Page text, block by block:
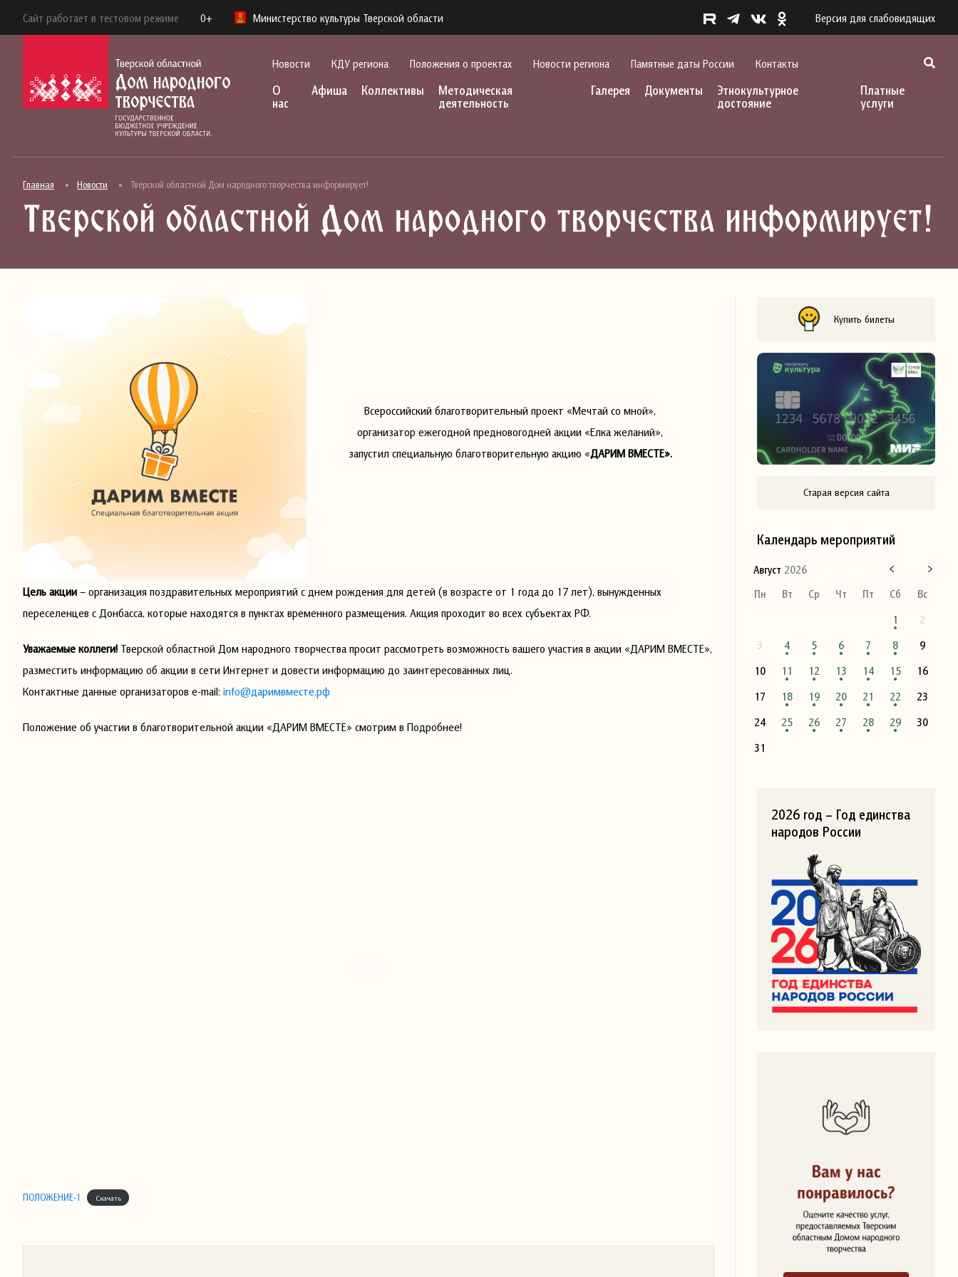
Сайт работает в тестовом режиме 0+ Министерство культуры Тверской области Версия для слабовидящих
Новости КДУ региона Положения о проектах Новости региона Памятные даты России Контакты
О
нас
Афиша Коллективы
Методическая
деятельность
Галерея Документы
Этнокультурное
достояние
Платные
услуги
Главная Новости Тверской областной Дом народного творчества информирует!
Тверской областной Дом народного творчества информирует!
Всероссийский благотворительный проект «Мечтай со мной»,
организатор ежегодной предновогодней акции «Елка желаний»,
запустил специальную благотворительную акцию «ДАРИМ ВМЕСТЕ».
Цель акции – организация поздравительных мероприятий с днем рождения для детей (в возрасте от 1 года до 17 лет), вынужденных
переселенцев с Донбасса, которые находятся в пунктах временного размещения. Акция проходит во всех субъектах РФ.
Уважаемые коллеги! Тверской областной Дом народного творчества просит рассмотреть возможность вашего участия в акции «ДАРИМ ВМЕСТЕ»,
разместить информацию об акции в сети Интернет и довести информацию до заинтересованных лиц.
Контактные данные организаторов e-mail: info@даримвместе.рф
Положение об участии в благотворительной акции «ДАРИМ ВМЕСТЕ» смотрим в Подробнее!
ПОЛОЖЕНИЕ-1 Скачать
Купить билеты
Старая версия сайта
Календарь мероприятий
Август 2026
Пн
Вт Ср Чт Пт Сб
Вс
1
2
3
4 5 6 7 8
9
10
11 12 13 14 15
16
17
18 19 20 21 22
23
24
25 26 27 28 29
30
31
2026 год – Год единства
народов России